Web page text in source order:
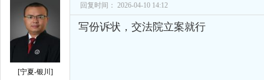
[宁夏-银川]
回复时间： 2026-04-10 14:12
写份诉状，交法院立案就行